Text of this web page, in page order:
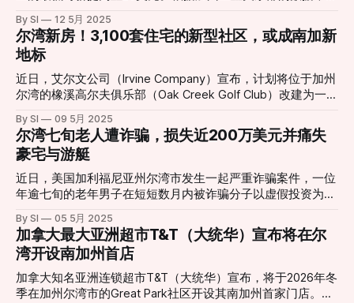
透明度的情况下批准费率上调，可能加重消费者负担。State
Farm则表示，如果未来听证会认定此次费率上调不合理，公
司将退还多收取的保费。
能够迅速采取行动。她质疑新规要求在郊狼攻击后才能采取措
施的合理性，认为这对养殖户而言是不切实际的。 与此相
对，位于科尔法克斯的野生动物救援负责人丹妮尔·哈尼什
（Danielle Hanish）支持该提案。她指出，人类活动已经侵占
了郊狼的栖息地，郊狼在此生活了数千年。她强调，应采用非
致命的方式与野生动物共处，避免无差别猎杀。她认为，有多
种方法可以减少人类与郊狼之间的冲突，而无需诉诸猎杀。
尽管该提案曾因公众反对而暂缓，但目前已重新被提上议程。
加州鱼类与野生动物部计划于5月15日召开公
尔湾市议会将于5月13日就此提案进行审议。 该提案的支持者
认为，提高最低工资将有助于吸引和留住高素质的员工，提升
市政服务质量。 如果该提案获得通过，尔湾将成为橙县首个
为全职市政员工设定25美元最低时薪的城市。市议会将在即将
召开的会议上就该提案进行表决。
By SI 12 5月 2025
尔湾新房！3,100套住宅的新型社区，或成南加新
地标
近日，艾尔文公司（Irvine Company）宣布，计划将位于加州
尔湾的橡溪高尔夫俱乐部（Oak Creek Golf Club）改建为一个
（Irvine Spectrum District Village），旨在缓解橙县日益增长
的住房需求。 根据规划，该社区将包括1,500套独栋住宅和
1,600套公寓，后者原本规划为办公用地。整个开发项目占地
约235英亩，除了住宅外，还将建设一所新学校、公园、游泳
池和步行道等公共设施。艾尔文公司表示，将承担学校建设费
司还计划提供2,000张租金折扣券，价值约7,200万美元，以支
持经济适用房项目。 艾尔文公司高级副总裁杰夫·戴维斯
（Jeff Davis）指出，该社区地理位置优越，靠近尔湾光谱中
心（Irvine Spectrum Center），居民可步行或骑行前往就业
中心和交通枢纽。
By SI 09 5月 2025
尔湾七旬老人遭诈骗，损失近200万美元并痛失
豪宅与游艇
近日，美国加利福尼亚州尔湾市发生一起严重诈骗案件，一位
年逾七旬的老年男子在短短数月内被诈骗分子以虚假投资为名
游艇。 据当地警方透露，受害人最初接到自称是“联邦调查局”
特工的电话，称其银行账户涉嫌洗钱活动，需将资金转移至
“安全账户”以配合调查。随后，诈骗分子引导他下载交易应
用，并将资金转入指定账户。在接下来的几个月中，受害人多
次将资金转入这些账户，累计金额接近200万美元。 更令人震
By SI 05 5月 2025
加拿大最大亚洲超市T&T（大统华）宣布将在尔
湾开设南加州首店
加拿大知名亚洲连锁超市T&T（大统华）宣布，将于2026年冬
季在加州尔湾市的Great Park社区开设其南加州首家门店。这